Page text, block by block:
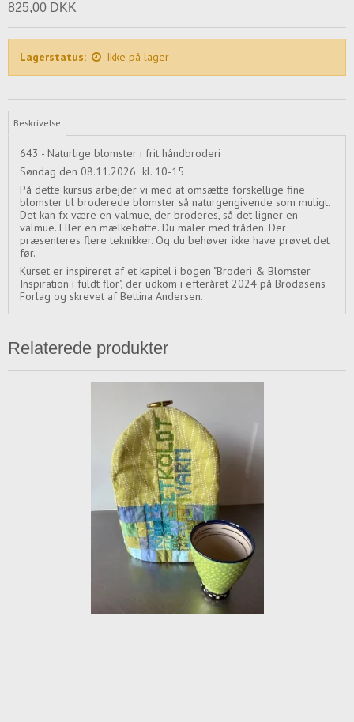
825,00 DKK
Lagerstatus: Ikke på lager
Beskrivelse
643 - Naturlige blomster i frit håndbroderi
Søndag den 08.11.2026 kl. 10-15
På dette kursus arbejder vi med at omsætte forskellige fine
blomster til broderede blomster så naturgengivende som muligt.
Det kan fx være en valmue, der broderes, så det ligner en
valmue. Eller en mælkebøtte. Du maler med tråden. Der
præsenteres flere teknikker. Og du behøver ikke have prøvet det
før.
Kurset er inspireret af et kapitel i bogen "Broderi & Blomster.
Inspiration i fuldt flor", der udkom i efteråret 2024 på Brodøsens
Forlag og skrevet af Bettina Andersen.
Relaterede produkter